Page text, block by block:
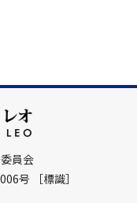
員会
号
［標識］